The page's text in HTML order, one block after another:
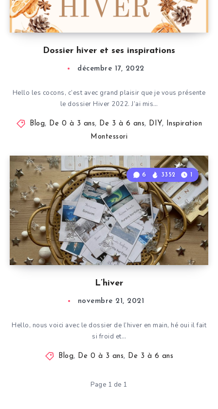
Dossier hiver et ses inspirations
décembre 17, 2022
Hello les cocons, c’est avec grand plaisir que je vous présente
le dossier Hiver 2022. J’ai mis…
Blog, De 0 à 3 ans, De 3 à 6 ans, DIY, Inspiration
Montessori
L’hiver
6 3352 1
novembre 21, 2021
Hello, nous voici avec le dossier de l’hiver en main, hé oui il fait
si froid et…
Blog, De 0 à 3 ans, De 3 à 6 ans
Page 1 de 1